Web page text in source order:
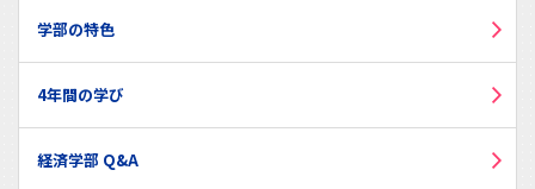
学部の特色
4年間の学び
経済学部 Q&A